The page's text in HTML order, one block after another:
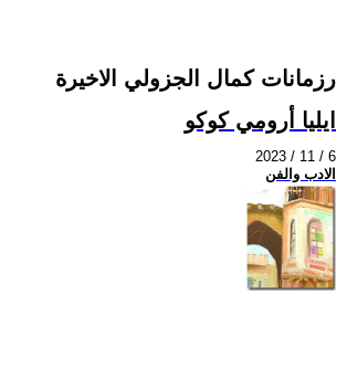
رزمانات كمال الجزولي الاخيرة
ايليا أرومي كوكو
2023 / 11 / 6
الادب والفن